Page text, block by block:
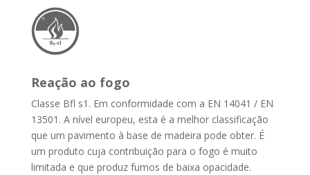
Reação ao fogo
Classe Bfl s1. Em conformidade com a EN 14041 / EN
13501. A nível europeu, esta é a melhor classificação
que um pavimento à base de madeira pode obter. É
um produto cuja contribuição para o fogo é muito
limitada e que produz fumos de baixa opacidade.